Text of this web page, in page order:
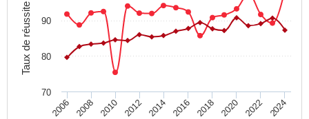
Taux de réussite
2006 2008 2010 2012 2014 2016 2018 2020 2022 2024
70
80
90